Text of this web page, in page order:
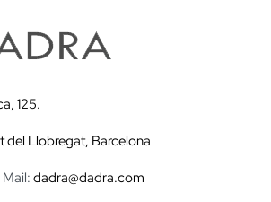
125.
Llobregat, Barcelona
Mail: dadra@dadra.com